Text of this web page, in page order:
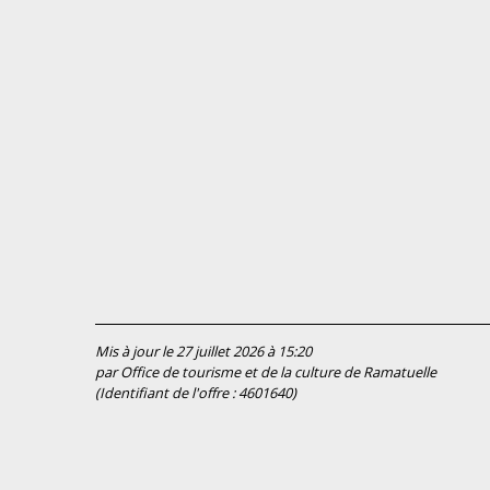
Mis à jour le 27 juillet 2026 à 15:20
par Office de tourisme et de la culture de Ramatuelle
(Identifiant de l'offre :4601640)